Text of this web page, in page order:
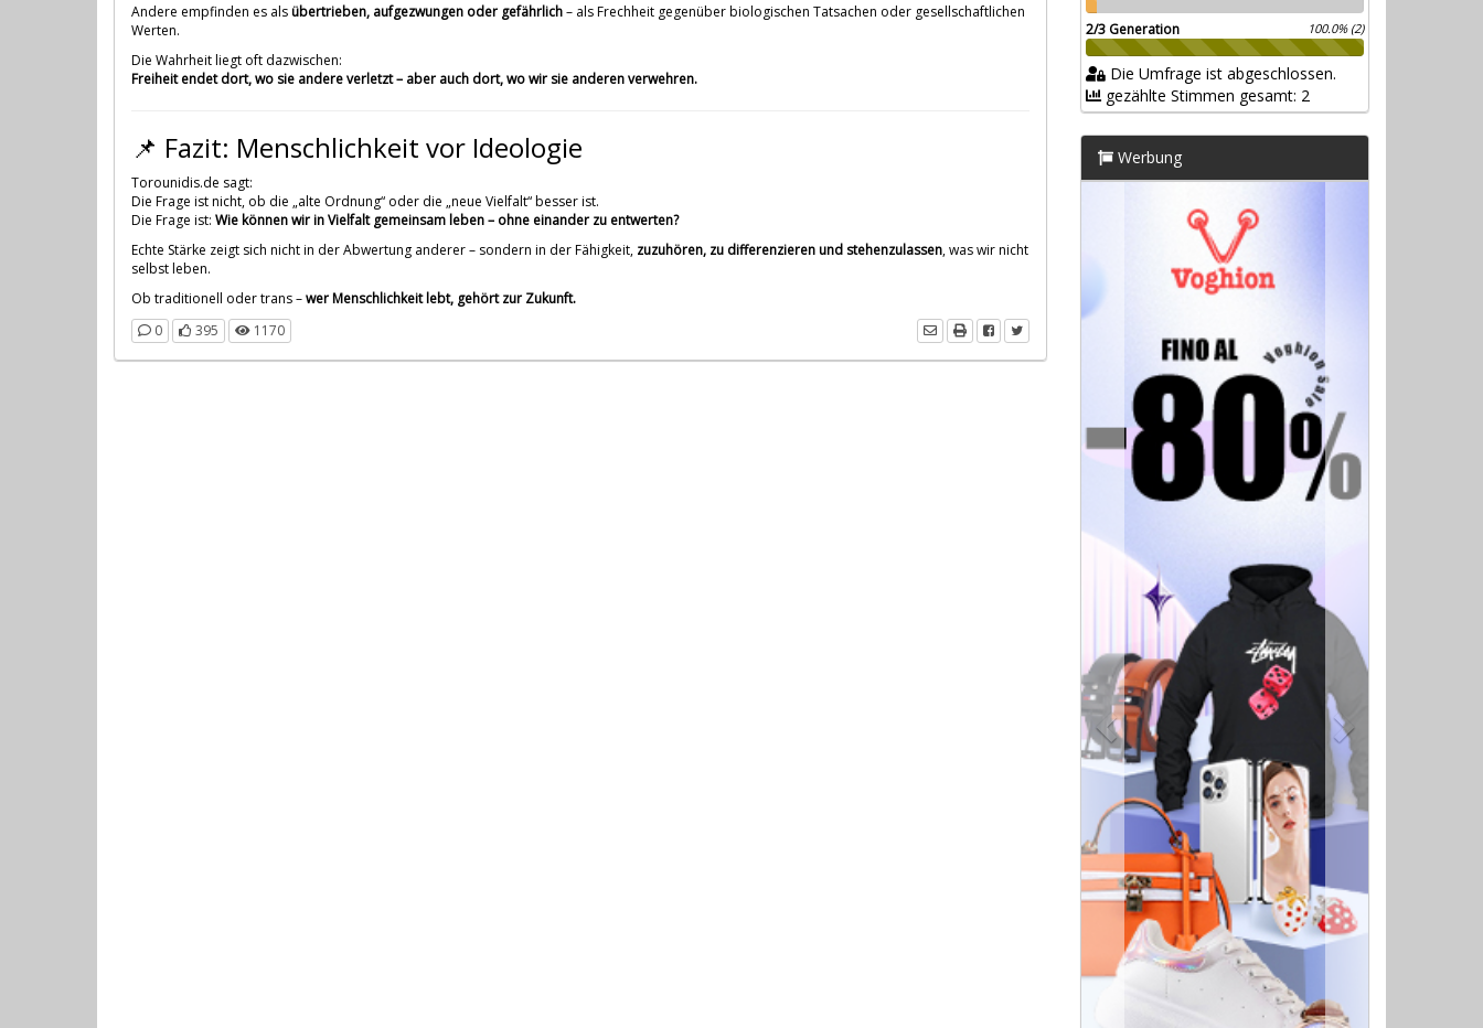
Andere empfinden es alsübertrieben, aufgezwungen oder gefährlich– als Frechheit gegenüber biologischen Tatsachen oder gesellschaftlichen
Werten.
Die Wahrheit liegt oft dazwischen:
Freiheit endet dort, wo sie andere verletzt – aber auch dort, wo wir sie anderen verwehren.
📌 Fazit: Menschlichkeit vor Ideologie
Torounidis.de sagt:
Die Frage ist nicht, ob die „alte Ordnung“ oder die „neue Vielfalt“ besser ist.
Die Frage ist: Wie können wir in Vielfalt gemeinsam leben – ohne einander zu entwerten?
Echte Stärke zeigt sich nicht in der Abwertung anderer – sondern in der Fähigkeit, zuzuhören, zu differenzieren und stehenzulassen, was wir nicht
selbst leben.
Ob traditionell oder trans –wer Menschlichkeit lebt, gehört zur Zukunft.
0
395 1170
2/3 Generation 100.0% (2)
Die Umfrage ist abgeschlossen.
gezählte Stimmen gesamt: 2
Werbung